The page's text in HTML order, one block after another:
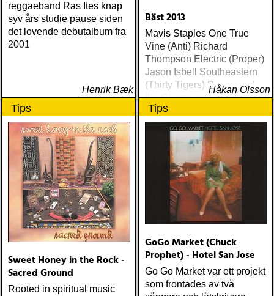
reggaeband Ras Ites knap
syv års studie pause siden
det lovende debutalbum fra
2001
Henrik Bæk
Bäst 2013
Mavis Staples One True
Vine (Anti) Richard
Thompson Electric (Proper)
Jason Isbell Southeastern
(Thirty Tigers) Danny and
the Champions of the World
Stay True (Loose) Slow Fox
Just Like the Birds (Rootsy)
Steve Earle The Low
Highway (New West) Bob
Dylan Another Self Portrait
(Columbia) Halden Electric
Women (Rootsy) Rokia
Traoré Beautiful Africa
(Nonesuch) Sam Baker Say
Grace (Sam Baker Music)
Guy Clark My Favorite
Picture Of You (Dualtone)
(Rootsy) Chip Taylor Block
Out The Sirens Of This
Håkan Olsson
Tips
Sweet Honey in the Rock -
Sacred Ground
Rooted in spiritual music
Tips
GoGo Market (Chuck
Prophet) - Hotel San Jose
Go Go Market var ett projekt
som frontades av två